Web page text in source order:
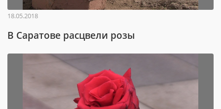
18.05.2018
В Саратове расцвели розы